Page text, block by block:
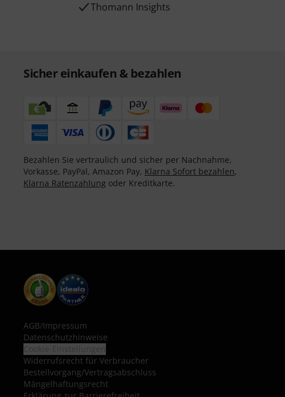
Thomann Insights
Sicher einkaufen & bezahlen
Bezahlen Sie vertraulich und sicher per Nachnahme,
Vorkasse, PayPal, Amazon Pay, Klarna Sofort bezahlen,
Klarna Ratenzahlung oder Kreditkarte.
AGB/Impressum
Datenschutzhinweise
Widerrufsrecht für Verbraucher
Bestellvorgang/Vertragsabschluss
Mängelhaftungsrecht